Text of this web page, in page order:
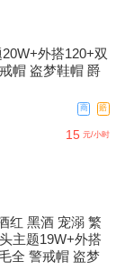
外搭120+双
帽 盗梦鞋帽 爵
商
赔
15 元/小时
红 黑酒 宠溺 繁
主题19W+外搭
全 警戒帽 盗梦